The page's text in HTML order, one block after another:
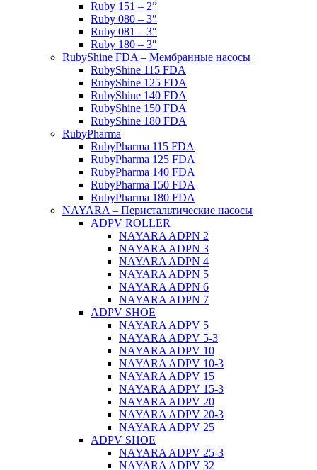
Ruby 151 – 2”
Ruby 080 – 3″
Ruby 081 – 3″
Ruby 180 – 3″
RubyShine FDA – Мембранные насосы
RubyShine 115 FDA
RubyShine 125 FDA
RubyShine 140 FDA
RubyShine 150 FDA
RubyShine 180 FDA
RubyPharma
RubyPharma 115 FDA
RubyPharma 125 FDA
RubyPharma 140 FDA
RubyPharma 150 FDA
RubyPharma 180 FDA
NAYARA – Перистальтические насосы
ADPV ROLLER
NAYARA ADPN 2
NAYARA ADPN 3
NAYARA ADPN 4
NAYARA ADPN 5
NAYARA ADPN 6
NAYARA ADPN 7
ADPV SHOE
ΝAYARA ADPV 5
NAYARA ADPV 5-3
NAYARA ADPV 10
NAYARA ADPV 10-3
NAYARA ADPV 15
NAYARA ADPV 15-3
NAYARA ADPV 20
NAYARA ADPV 20-3
NAYARA ADPV 25
ADPV SHOE
NAYARA ADPV 25-3
NAYARA ADPV 32